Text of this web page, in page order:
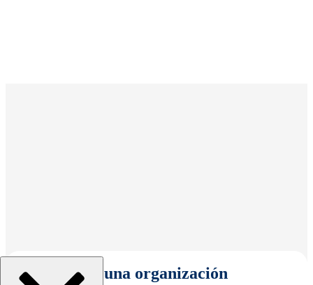
Seleccionar una organización